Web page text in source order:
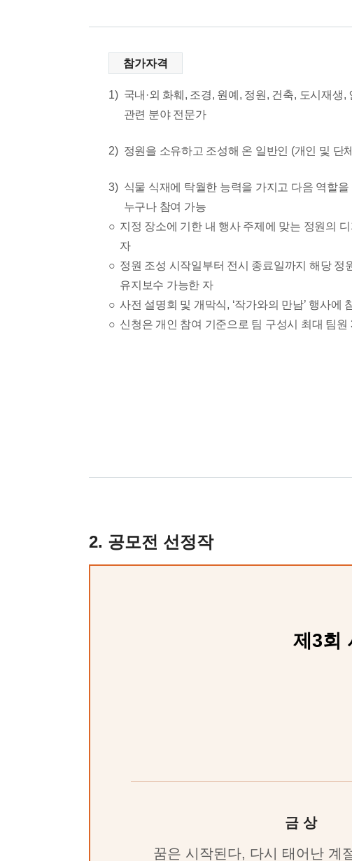
참가자격
1) 국내·외 화훼, 조경, 원예, 정원, 건축, 도시재생,
관련 분야 전문가
2) 정원을 소유하고 조성해 온 일반인 (개인 및 단
3) 식물 식재에 탁월한 능력을 가지고 다음 역할
누구나 참여 가능
지정 장소에 기한 내 행사 주제에 맞는 정원의
자
정원 조성 시작일부터 전시 종료일까지 해당 정
유지보수 가능한 자
사전 설명회 및 개막식, ‘작가와의 만남’ 행사에
신청은 개인 참여 기준으로 팀 구성시 최대 팀원
2. 공모전 선정작
제3회
금 상
꿈은 시작된다, 다시 태어난 계